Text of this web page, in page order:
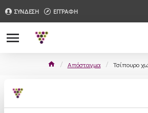
ΣΥΝΔΕΣΗ ΕΓΓΡΑΦΗ
Απόσταγμα Τσίπουρο
Τσίπουρο χωρίς